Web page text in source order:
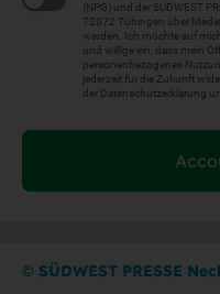
(NPG) und der SÜDWEST
72072 Tübingen über
werden. Ich möchte auf
und willige ein, dass mein
personenbezogenes
jederzeit für die Zukunft
der Datenschutzerklärung
© SÜDWEST PRESSE